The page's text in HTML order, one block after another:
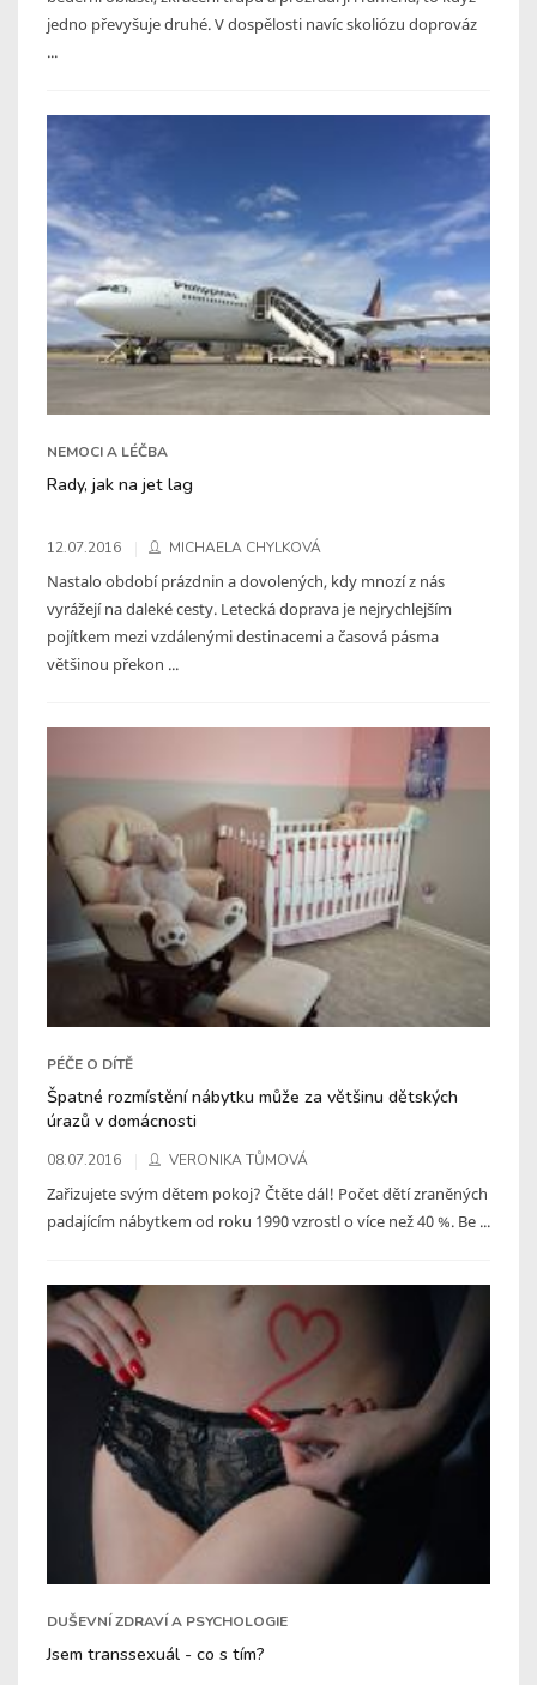
jedno převyšuje druhé. V dospělosti navíc skoliózu doprováz
...
NEMOCI A LÉČBA
Rady, jak na jet lag
12.07.2016 MICHAELA CHYLKOVÁ
Nastalo období prázdnin a dovolených, kdy mnozí z nás
vyrážejí na daleké cesty. Letecká doprava je nejrychlejším
pojítkem mezi vzdálenými destinacemi a časová pásma
většinou překon ...
PÉČE O DÍTĚ
Špatné rozmístění nábytku může za většinu dětských
úrazů v domácnosti
08.07.2016 VERONIKA TŮMOVÁ
Zařizujete svým dětem pokoj? Čtěte dál! Počet dětí zraněných
padajícím nábytkem od roku 1990 vzrostl o více než 40 %. Be ...
DUŠEVNÍ ZDRAVÍ A PSYCHOLOGIE
Jsem transsexuál - co s tím?